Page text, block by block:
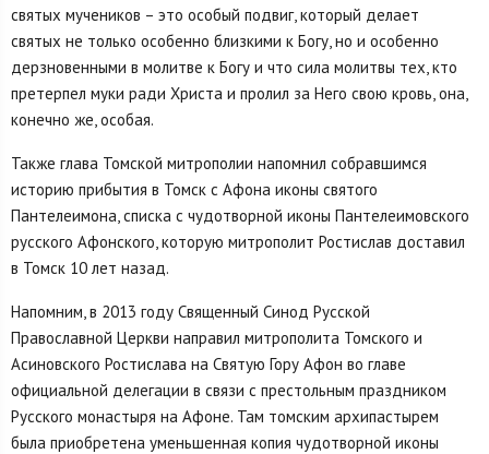
святых мучеников – это особый подвиг, который делает
святых не только особенно близкими к Богу, но и особенно
дерзновенными в молитве к Богу и что сила молитвы тех, кто
претерпел муки ради Христа и пролил за Него свою кровь, она,
конечно же, особая.
Также глава Томской митрополии напомнил собравшимся
историю прибытия в Томск с Афона иконы святого
Пантелеимона, списка с чудотворной иконы Пантелеимовского
русского Афонского, которую митрополит Ростислав доставил
в Томск 10 лет назад.
Напомним, в 2013 году Священный Синод Русской
Православной Церкви направил митрополита Томского и
Асиновского Ростислава на Святую Гору Афон во главе
официальной делегации в связи с престольным праздником
Русского монастыря на Афоне. Там томским архипастырем
была приобретена уменьшенная копия чудотворной иконы